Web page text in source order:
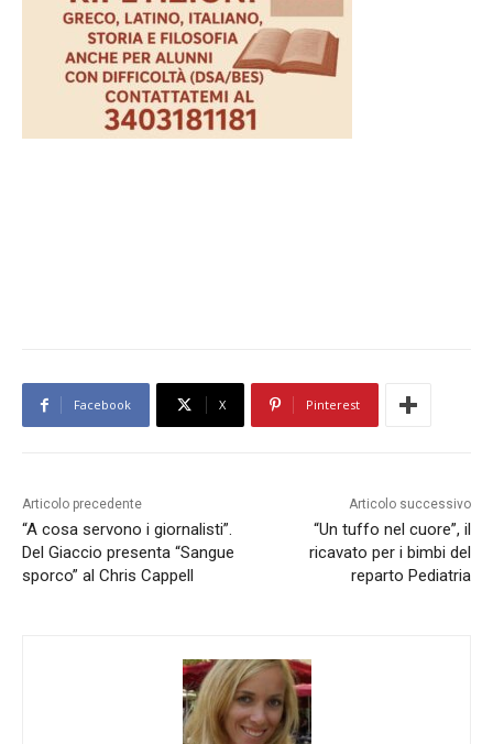
Facebook X Pinterest
Articolo precedente
“A cosa servono i giornalisti”.
Del Giaccio presenta “Sangue
sporco” al Chris Cappell
Articolo successivo
“Un tuffo nel cuore”, il
ricavato per i bimbi del
reparto Pediatria